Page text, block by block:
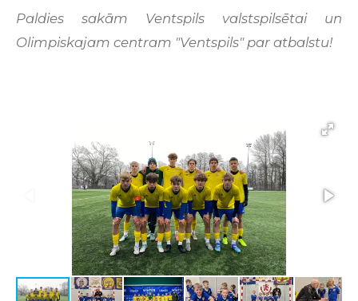
Paldies sakām Ventspils valstspilsētai un
Olimpiskajam centram "Ventspils" par atbalstu!